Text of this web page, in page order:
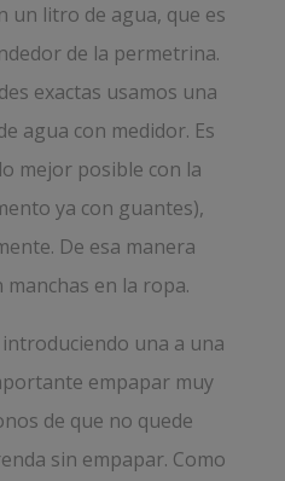
un litro de agua, que es
de la permetrina.
exactas usamos una
agua con medidor. Es
mejor posible con la
ya con guantes),
De esa manera
en la ropa.
una a una
empapar muy
de que no quede
sin empapar. Como